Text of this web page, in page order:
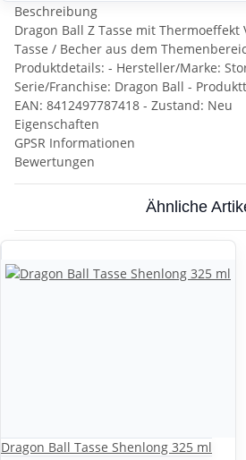
Beschreibung
Dragon Ball Z Tasse mit Thermoeffekt
Tasse / Becher aus dem
Produktdetails: - Hersteller/Marke:
Serie/Franchise: Dragon Ball -
EAN: 8412497787418 - Zustand: Neu
Eigenschaften
GPSR Informationen
Bewertungen
Ähnliche
Dragon Ball Tasse Shenlong 325 ml